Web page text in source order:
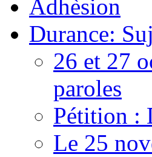
Adhèsion
Durance:
26 et 27
paroles
Pétition :
Le 25